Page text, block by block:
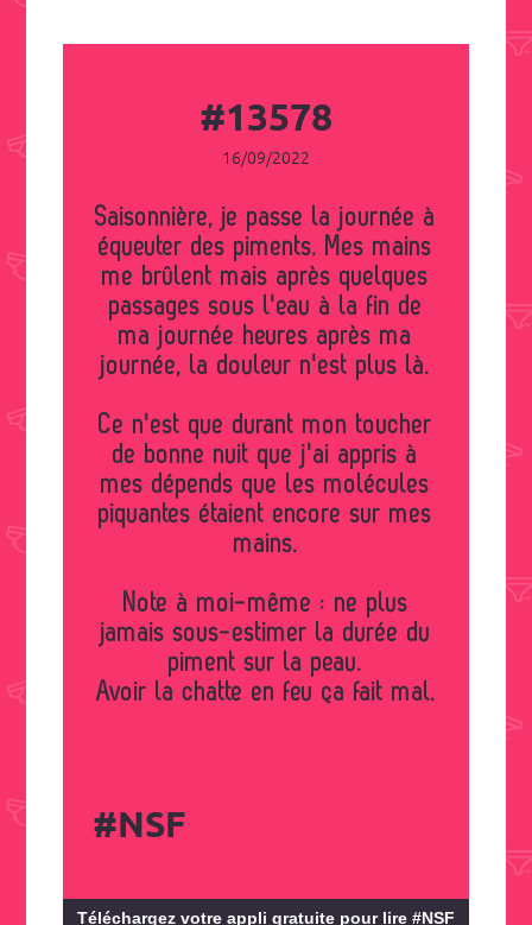
#13578
16/09/2022
Saisonnière, je passe la journée à
équeuter des piments. Mes mains
me brûlent mais après quelques
passages sous l'eau à la fin de
ma journée heures après ma
journée, la douleur n'est plus là.
Ce n'est que durant mon toucher
de bonne nuit que j'ai appris à
mes dépends que les molécules
piquantes étaient encore sur mes
mains.
Note à moi-même : ne plus
jamais sous-estimer la durée du
piment sur la peau.
Avoir la chatte en feu ça fait mal.
#NSF
Téléchargez votre appli gratuite pour lire #NSF